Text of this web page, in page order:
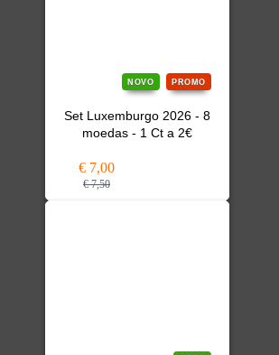
NOVO PROMO
Set Luxemburgo 2026 - 8
moedas - 1 Ct a 2€
€ 7,00
€ 7,50